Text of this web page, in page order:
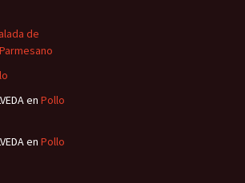
de
en Pollo
en Pollo